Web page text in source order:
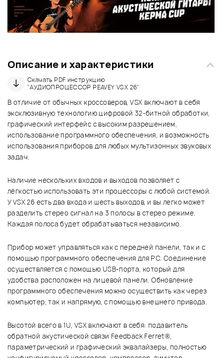
Описание и характеристики
Скачать PDF инструкцию
"АУДИОПРОЦЕССОР PEAVEY VSX 26"
В отличие от обычных кроссоверов, VSX включают в себя
эксклюзивную технологию цифровой 32-битной обработки,
графический интерфейс с высоким разрешением,
использование программного обеспечения, и возможность
использования приборов для любых мультизонных звуковых
задач.
Наличие нескольких входов и выходов позволяет с
лёгкостью использовать эти процессоры с любой системой.
У VSX 26 есть два входа и шесть выходов, и вы легко может
разделить стерео сигнал на 3 полосы в стерео режиме.
Каждая полоса будет обрабатываться независимо.
Прибор может управляться как с передней панели, так и с
помощью программного обеспечения для PC. Соединение
осуществляется с помощью USB-порта, который для
удобства расположен на лицевой панели. Обновление
программного обеспечения можно осуществить как через
компьютер, так и напрямую, с помощью внешнего привода.
Высотой всего в 1U, VSX включают в себя: подавитель
обратной акустической связи Feedback Ferret®,
параметрический и графический эквалайзеры, полностью